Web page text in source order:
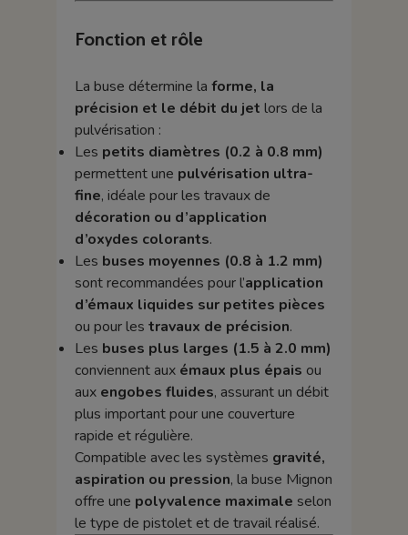
Fonction et rôle
La buse détermine la forme, la
précision et le débit du jet lors de la
pulvérisation :
Les petits diamètres (0.2 à 0.8 mm)
permettent une pulvérisation ultra-
fine, idéale pour les travaux de
décoration ou d’application
d’oxydes colorants.
Les buses moyennes (0.8 à 1.2 mm)
sont recommandées pour l’application
d’émaux liquides sur petites pièces
ou pour les travaux de précision.
Les buses plus larges (1.5 à 2.0 mm)
conviennent aux émaux plus épais ou
aux engobes fluides, assurant un débit
plus important pour une couverture
rapide et régulière.
Compatible avec les systèmes gravité,
aspiration ou pression, la buse Mignon
offre une polyvalence maximale selon
le type de pistolet et de travail réalisé.